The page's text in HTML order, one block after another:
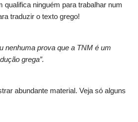
qualifica ninguém para trabalhar num
traduzir o texto grego!
nenhuma prova que a TNM é um
grega”.
abundante material. Veja só alguns